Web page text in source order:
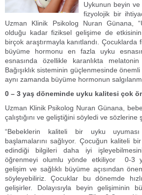
Uykunun beyin
fizyolojik bir
Uzman Klinik Psikolog Nuran Günana,
olduğu kadar fiziksel gelişime de
birçok araştırmayla kanıtlandı. Çocuklarda
büyüme hormonu en fazla uyku
esnasında özellikle karanlıkta melatonin
Bağışıklık sisteminin güçlenmesinde
aynı zamanda büyüme hormonun
0 – 3 yaş döneminde uyku kalitesi çok
Uzman Klinik Psikolog Nuran Günana,
çalıştığını ve geliştiğini söyledi ve sözlerine
“Bebeklerin kaliteli bir uyku
başlamalarını sağlıyor. Çocuğun kaliteli
edindiği bilgileri daha iyi
öğrenmeyi olumlu yönde etkiliyor 0-3
gelişim ve sağlıklı büyüme açısından
söyleyebiliriz. Çocuklar bu dönemde
gelişirler. Dolayısıyla beyin gelişiminin